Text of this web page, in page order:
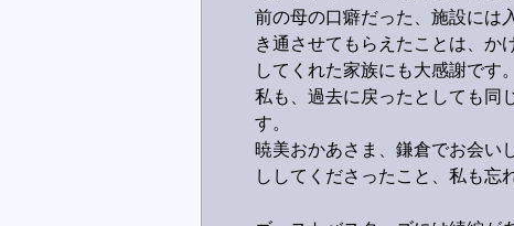
前の母の口癖だった、施設には
き通させてもらえたことは、か
してくれた家族にも大感謝です。
私も、過去に戻ったとしても同
す。
暁美おかあさま、鎌倉でお会い
ししてくださったこと、私も忘